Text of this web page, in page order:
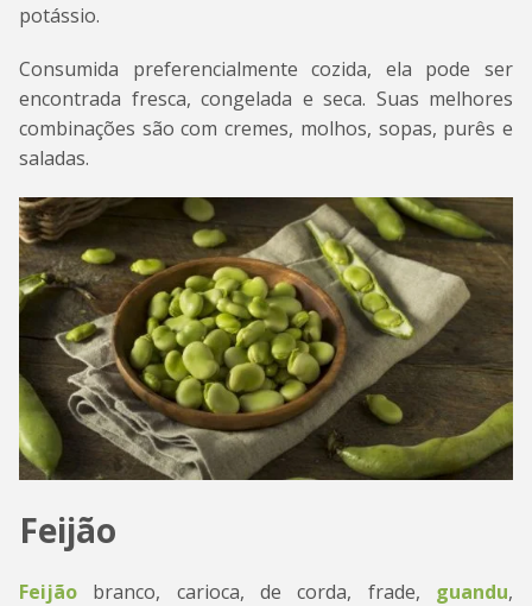
potássio.
Consumida preferencialmente cozida, ela pode ser
encontrada fresca, congelada e seca. Suas melhores
combinações são com cremes, molhos, sopas, purês e
saladas.
Feijão
Feijão branco, carioca, de corda, frade, guandu,